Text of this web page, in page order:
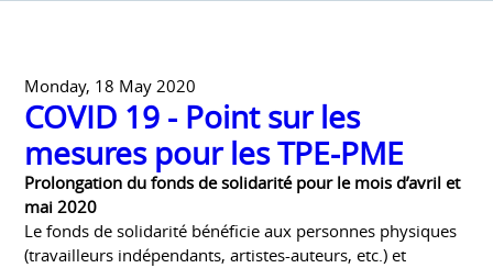
Monday, 18 May 2020
COVID 19 - Point sur les
mesures pour les TPE-PME
Prolongation du fonds de solidarité pour le mois d’avril et
mai 2020
Le fonds de solidarité bénéficie aux personnes physiques
(travailleurs indépendants, artistes-auteurs, etc.) et